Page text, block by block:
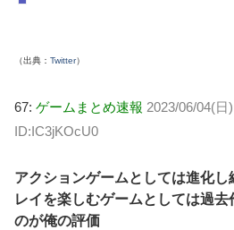
（出典： Twitter）
67: ゲームまとめ速報 2023/06/04(日
ID:IC3jKOcU0
アクションゲームとしては進化
レイを楽しむゲームとしては過去
のが俺の評価